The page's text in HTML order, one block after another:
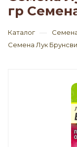
гр
Каталог —
Семена Лук